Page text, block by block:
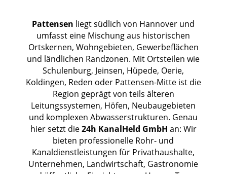
Pattensen liegt südlich von Hannover und
umfasst eine Mischung aus historischen
Ortskernen, Wohngebieten, Gewerbeflächen
und ländlichen Randzonen. Mit Ortsteilen wie
Schulenburg, Jeinsen, Hüpede, Oerie,
Koldingen, Reden oder Pattensen-Mitte ist die
Region geprägt von teils älteren
Leitungssystemen, Höfen, Neubaugebieten
und komplexen Abwasserstrukturen. Genau
hier setzt die24h KanalHeld GmbH an: Wir
bieten professionelle Rohr- und
Kanaldienstleistungen für Privathaushalte,
Unternehmen, Landwirtschaft, Gastronomie